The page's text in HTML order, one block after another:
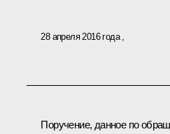
28 апреля 2016 года
Поручение, данное по